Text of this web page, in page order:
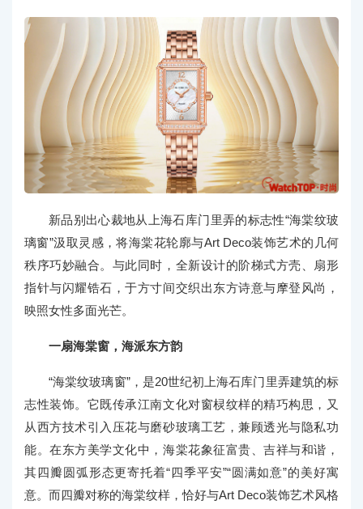
新品别出心裁地从上海石库门里弄的标志性“海棠纹玻
璃窗”汲取灵感，将海棠花轮廓与Art Deco装饰艺术的几何
秩序巧妙融合。与此同时，全新设计的阶梯式方壳、扇形
指针与闪耀锆石，于方寸间交织出东方诗意与摩登风尚，
映照女性多面光芒。
一扇海棠窗，海派东方韵
“海棠纹玻璃窗”，是20世纪初上海石库门里弄建筑的标
志性装饰。它既传承江南文化对窗棂纹样的精巧构思，又
从西方技术引入压花与磨砂玻璃工艺，兼顾透光与隐私功
能。在东方美学文化中，海棠花象征富贵、吉祥与和谐，
其四瓣圆弧形态更寄托着“四季平安”“圆满如意”的美好寓
意。而四瓣对称的海棠纹样，恰好与Art Deco装饰艺术风格